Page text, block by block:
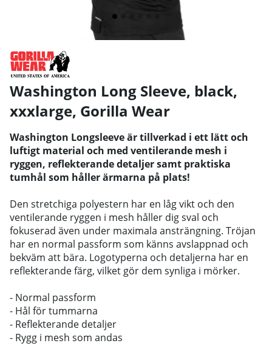
Washington Long Sleeve, black,
xxxlarge, Gorilla Wear
Washington Longsleeve är tillverkad i ett lätt och
luftigt material och med ventilerande mesh i
ryggen, reflekterande detaljer samt praktiska
tumhål som håller ärmarna på plats!
Den stretchiga polyestern har en låg vikt och den
ventilerande ryggen i mesh håller dig sval och
fokuserad även under maximala ansträngning. Tröjan
har en normal passform som känns avslappnad och
bekväm att bära. Logotyperna och detaljerna har en
reflekterande färg, vilket gör dem synliga i mörker.
- Normal passform
- Hål för tummarna
- Reflekterande detaljer
- Rygg i mesh som andas